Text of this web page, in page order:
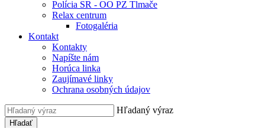
Polícia SR - OO PZ Tlmače
Relax centrum
Fotogaléria
Kontakt
Kontakty
Napíšte nám
Horúca linka
Zaujímavé linky
Ochrana osobných údajov
Hľadaný výraz
Hľadať